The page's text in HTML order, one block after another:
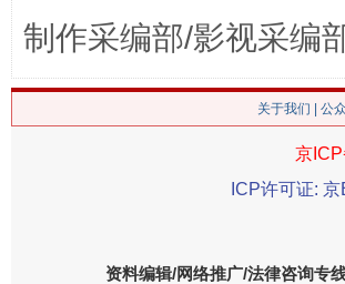
制作采编部/影视采编
关于我们 公
京
ICP许可证:
资料编辑/网络推广/法律咨询专线